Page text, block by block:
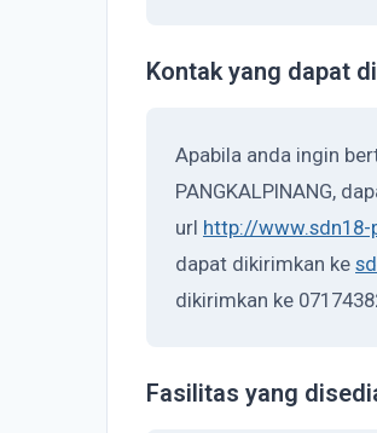
Kontak yang dapat
Apabila anda ingin
PANGKALPINANG,
url http://www.sdn18-
dapat dikirimkan ke
dikirimkan ke
Fasilitas yang